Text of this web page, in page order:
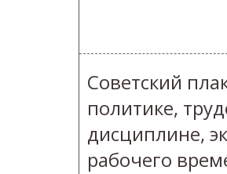
Советский
политике,
дисциплине,
рабочего